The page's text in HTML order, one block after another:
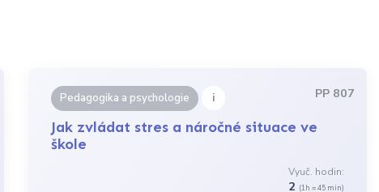
Pedagogika a psychologie i PP 807
Jak zvládat stres a náročné situace ve
škole
Vyuč. hodin:
2 (1h = 45 min)